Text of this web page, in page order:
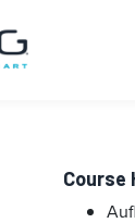
Course